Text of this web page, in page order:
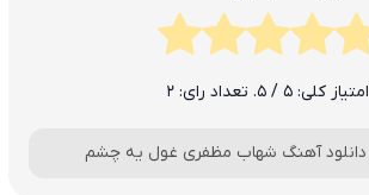
امتیاز کلی: 5 / 5. تعداد رای: 2
دانلود آهنگ شهاب مظفری غول یه چشم